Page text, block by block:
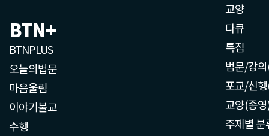
BTN+
BTNPLUS
오늘의법문
마음울림
이야기불교
수행
교양
다큐
특집
법문/강
포교/신
교양(종
주제별 분